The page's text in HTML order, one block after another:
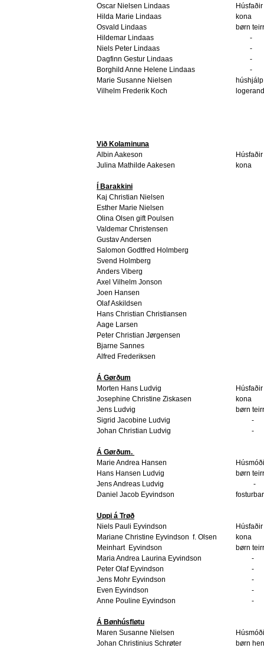
Oscar Nielsen Lindaas
Húsfaðir
Hilda Marie Lindaas
kona
Osvald Lindaas
børn
Hildemar Lindaas
-
Niels Peter Lindaas
-
Dagfinn Gestur Lindaas
-
Borghild Anne Helene Lindaas
-
Marie Susanne Nielsen
húshjálp
Vilhelm Frederik Koch
Við Kolaminuna
Albin Aakeson
Húsfaðir
Julina Mathilde Aakesen
kona
Í Barakkini
Kaj Christian Nielsen
Esther Marie Nielsen
Olina Olsen gift Poulsen
Valdemar Christensen
Gustav Andersen
Salomon Godtfred Holmberg
Svend Holmberg
Anders Viberg
Axel Vilhelm Jonson
Joen Hansen
Olaf Askildsen
Hans Christian Christiansen
Aage Larsen
Peter Christian Jørgensen
Bjarne Sannes
Alfred Frederiksen
Á Gørðum
Morten Hans Ludvig
Húsfaðir
Josephine Christine Ziskasen
kona
Jens Ludvig
børn
Sigrid Jacobine Ludvig
-
Johan Christian Ludvig
-
Á Gørðum.
Marie Andrea Hansen
Hans Hansen Ludvig
børn
Jens Andreas Ludvig
-
Daniel Jacob Eyvindson
Uppi á Trøð
Niels Pauli Eyvindson
Húsfaðir
Mariane Christine Eyvindson f. Olsen
kona
Meinhart Eyvindson
børn
Maria Andrea Laurina Eyvindson
-
Peter Olaf Eyvindson
-
Jens Mohr Eyvindson
-
Even Eyvindson
-
Anne Pouline Eyvindson
-
Á Bønhúsfløtu
Maren Susanne Nielsen
Johan Christinius Schrøter
børn